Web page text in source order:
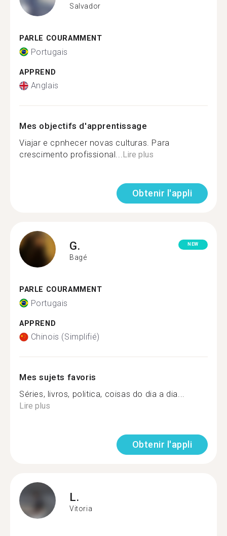
Salvador
PARLE COURAMMENT
Portugais
APPREND
Anglais
Mes objectifs d'apprentissage
Viajar e cpnhecer novas culturas. Para
crescimento profissional...Lire plus
Obtenir l'appli
G.
Bagé
NEW
PARLE COURAMMENT
Portugais
APPREND
Chinois (Simplifié)
Mes sujets favoris
Séries, livros, politica, coisas do dia a dia...
Lire plus
Obtenir l'appli
L.
Vitoria